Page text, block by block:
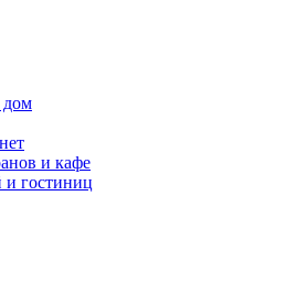
дом
и кафе
и гостиниц